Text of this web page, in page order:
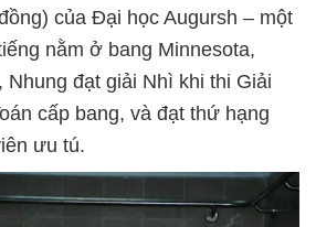
của Đại học Augursh – một
nằm ở bang Minnesota,
đạt giải Nhì khi thi Giải
cấp bang, và đạt thứ hạng
ưu tú.